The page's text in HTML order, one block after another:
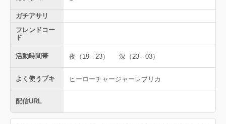
ガチアサリ
フレンドコー
ド
活動時間帯 夜（19 - 23） 深（23 - 03）
よく使うブキ ヒーローチャージャーレプリカ
配信URL